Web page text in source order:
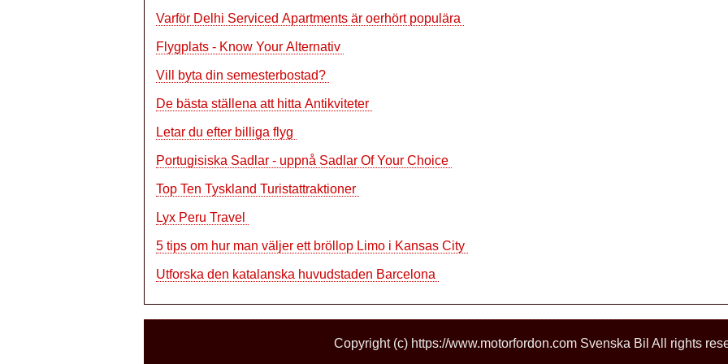
Varför Delhi Serviced Apartments är oerhört populära
Flygplats - Know Your Alternativ
Vill byta din semesterbostad?
De bästa ställena att hitta Antikviteter
Letar du efter billiga flyg
Portugisiska Sadlar - uppnå Sadlar Of Your Choice
Top Ten Tyskland Turistattraktioner
Lyx Peru Travel
5 tips om hur man väljer ett bröllop Limo i Kansas City
Utforska den katalanska huvudstaden Barcelona
Copyright (c) https://www.motorfordon.com Svenska Bil All rights